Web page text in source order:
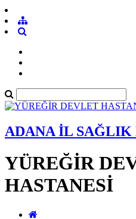
ADANA İL SAĞLIK
YÜREĞİR
HASTANESİ